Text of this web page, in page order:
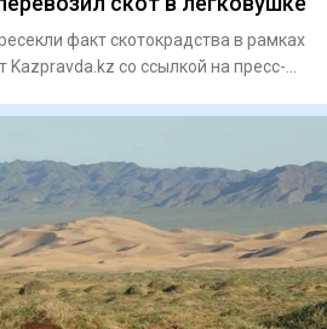
факт скотокрадства в рамках
со ссылкой на пресс-